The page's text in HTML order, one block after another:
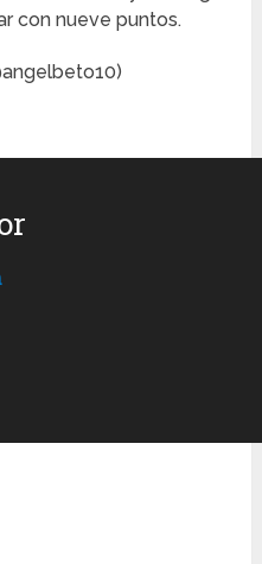
con nueve puntos.